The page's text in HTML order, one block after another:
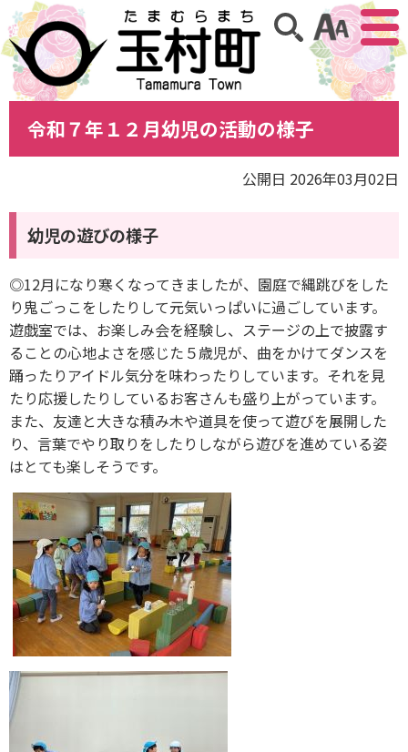
アクセ
サイト内検索
令和７年１２月幼児の活動の様子
公開日 2026年03月02日
幼児の遊びの様子
◎12月になり寒くなってきましたが、園庭で縄跳びをした
り鬼ごっこをしたりして元気いっぱいに過ごしています。
遊戯室では、お楽しみ会を経験し、ステージの上で披露す
ることの心地よさを感じた５歳児が、曲をかけてダンスを
踊ったりアイドル気分を味わったりしています。それを見
たり応援したりしているお客さんも盛り上がっています。
また、友達と大きな積み木や道具を使って遊びを展開した
り、言葉でやり取りをしたりしながら遊びを進めている姿
はとても楽しそうです。